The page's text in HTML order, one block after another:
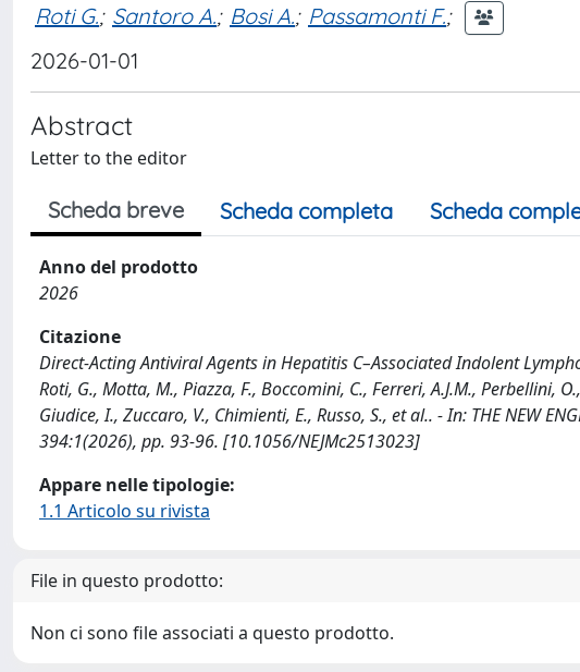
Roti G.; Santoro A.; Bosi A.; Passamonti F.;
2026-01-01
Abstract
Letter to the editor
Scheda breve Scheda completa Scheda
Anno del prodotto
2026
Citazione
Direct-Acting Antiviral Agents in Hepatitis C–Associated Indolent
Roti, G., Motta, M., Piazza, F., Boccomini, C., Ferreri, A.J.M., Perbellini,
Giudice, I., Zuccaro, V., Chimienti, E., Russo, S., et al.. - In: THE NEW
394:1(2026), pp. 93-96. [10.1056/NEJMc2513023]
Appare nelle tipologie:
1.1 Articolo su rivista
File in questo prodotto:
Non ci sono file associati a questo prodotto.